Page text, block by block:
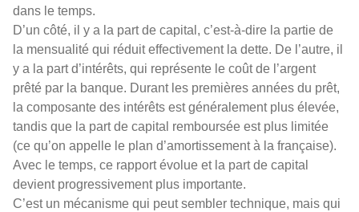
dans le temps.
D’un côté, il y a la part de capital, c’est-à-dire la partie de
la mensualité qui réduit effectivement la dette. De l’autre, il
y a la part d’intérêts, qui représente le coût de l’argent
prêté par la banque. Durant les premières années du prêt,
la composante des intérêts est généralement plus élevée,
tandis que la part de capital remboursée est plus limitée
(ce qu’on appelle le plan d’amortissement à la française).
Avec le temps, ce rapport évolue et la part de capital
devient progressivement plus importante.
C’est un mécanisme qui peut sembler technique, mais qui